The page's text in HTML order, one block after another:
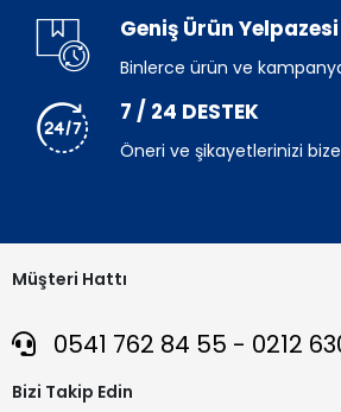
Geniş Ürün Yelpazesi
Binlerce ürün ve
7 / 24 DESTEK
Öneri ve şikayetlerinizi
Müşteri Hattı
0541 762 84 55 - 0212
Bizi Takip Edin